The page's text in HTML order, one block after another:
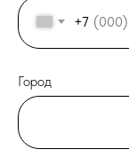
+7
Город